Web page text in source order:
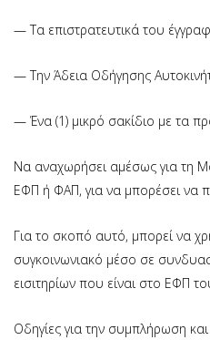
— Τα επιστρατευτικά του
— Την Άδεια Οδήγησης
— Ένα (1) μικρό σακίδιο με τα
Να αναχωρήσει αμέσως για τη
ΕΦΠ ή ΦΑΠ, για να μπορέσει να
Για το σκοπό αυτό, μπορεί να
συγκοινωνιακό μέσο σε
εισιτηρίων που είναι στο ΕΦΠ
Οδηγίες για την συμπλήρωση